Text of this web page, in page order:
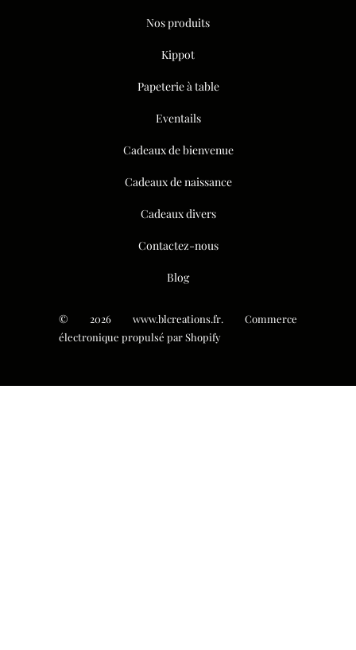
Nos produits
Kippot
Papeterie à table
Eventails
Cadeaux de bienvenue
Cadeaux de naissance
Cadeaux divers
Contactez-nous
Blog
© 2026 www.blcreations.fr. Commerce
électronique propulsé par Shopify